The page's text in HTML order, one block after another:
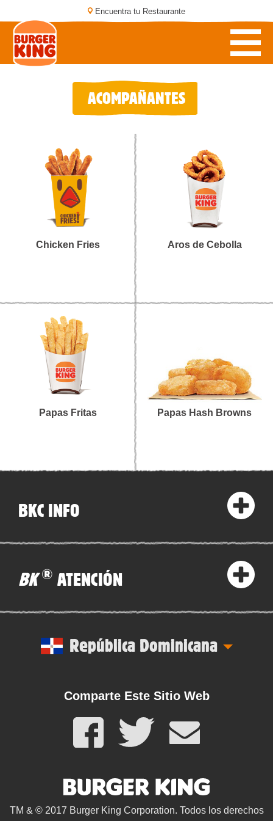
Encuentra tu Restaurante
ACOMPAÑANTES
Chicken Fries Aros de Cebolla
Papas Fritas Papas Hash Browns
BKC INFO
BK ® ATENCIÓN
República Dominicana
Comparte Este Sitio Web
TM & © 2017 Burger King Corporation. Todos los derechos